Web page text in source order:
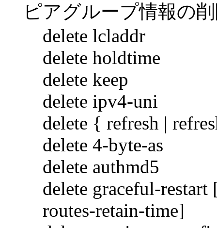
ピアグループ情報の
delete lcladdr
delete holdtime
delete keep
delete ipv4-uni
delete { refresh |
delete 4-byte-as
delete authmd5
delete graceful-
routes-retain-time]